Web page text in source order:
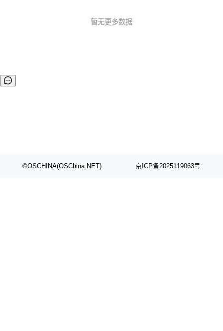
暂无更多数据
©OSCHINA(OSChina.NET) 京ICP备2025119063号